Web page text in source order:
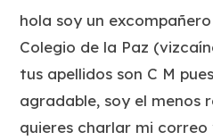
hola soy un
Colegio de la Paz
tus apellidos son C M
agradable, soy el menos
quieres charlar mi correo